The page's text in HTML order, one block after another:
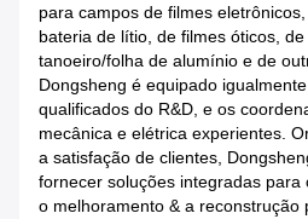
para campos de filmes
bateria de lítio, de filmes óticos,
tanoeiro/folha de alumínio e de
Dongsheng é equipado
qualificados do R&D, e os
mecânica e elétrica experientes.
a satisfação de clientes,
fornecer soluções integradas para
o melhoramento & a reconstrução